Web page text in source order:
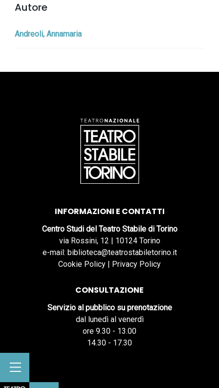
Autore
Andreoli, Annamaria
INFORMAZIONI E CONTATTI
Centro Studi del Teatro Stabile di Torino
via Rossini, 12 | 10124 Torino
e-mail: biblioteca@teatrostabiletorino.it
Cookie Policy | Privacy Policy
CONSULTAZIONE
Servizio al pubblico su prenotazione
dal lunedì al venerdì
ore 9.30 - 13.00
14.30 - 17.30